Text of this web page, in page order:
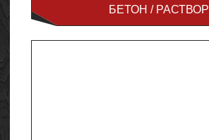
БЕТОН / РАСТВОР